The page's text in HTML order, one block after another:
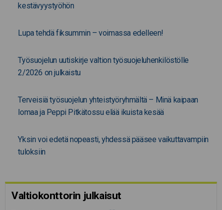
kestävyystyöhön
Lupa tehdä fiksummin – voimassa edelleen!
Työsuojelun uutiskirje valtion työsuojeluhenkilöstölle
2/2026 on julkaistu
Terveisiä työsuojelun yhteistyöryhmältä – Minä kaipaan
lomaa ja Peppi Pitkätossu elää ikuista kesää
Yksin voi edetä nopeasti, yhdessä pääsee vaikuttavampiin
tuloksiin
Valtiokonttorin julkaisut